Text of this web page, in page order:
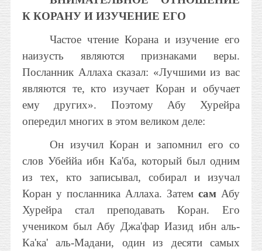
К КОРАНУ И ИЗУЧЕНИЕ ЕГО
Частое чтение Корана и изучение его
наизусть являются признаками веры.
Посланник Аллаха сказал: «Лучшими из вас
являются те, кто изучает Коран и обучает
ему других». Поэтому Абу Хурейра
опередил многих в этом великом деле:
Он изучил Коран и запомнил его со
слов Убеййа ибн Ка'ба, который был одним
из тех, кто записывал, собирал и изучал
Коран у посланника Аллаха. Затем сам Абу
Хурейра стал преподавать Коран. Его
учеником был Абу Джа'фар Иазид ибн аль-
Ка'ка' аль-Мадани, один из десяти самых